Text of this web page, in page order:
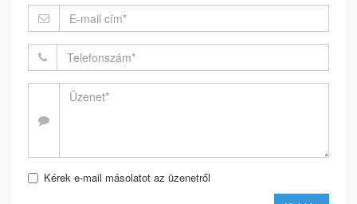
Kérek e-mail másolatot az üzenetről